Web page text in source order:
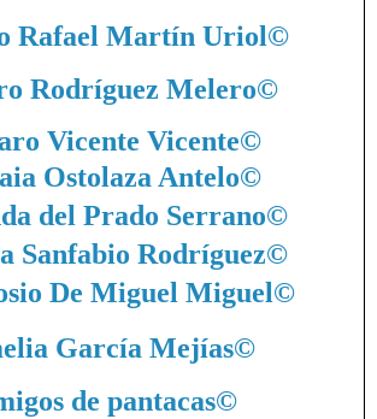
Rafael Martín Uriol©
Rodríguez Melero©
Vicente Vicente©
Ostolaza Antelo©
del Prado Serrano©
Sanfabio Rodríguez©
De Miguel Miguel©
García Mejías©
de pantacas©